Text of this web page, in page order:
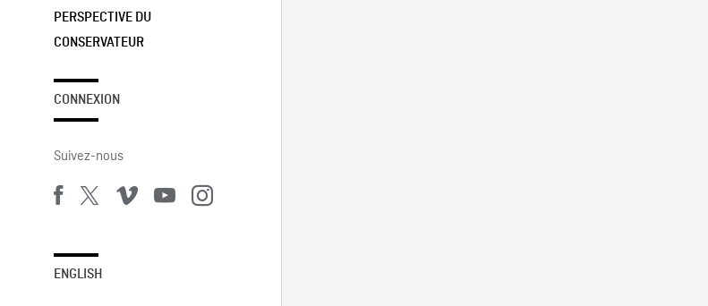
PERSPECTIVE DU
CONSERVATEUR
CONNEXION
Suivez-nous
ENGLISH